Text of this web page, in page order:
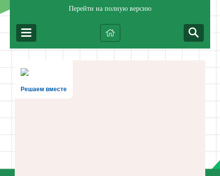
Перейти на полную версию
Решаем вместе